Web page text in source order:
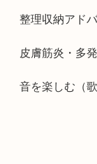
整理収納アド
皮膚筋炎・多
音を楽しむ（